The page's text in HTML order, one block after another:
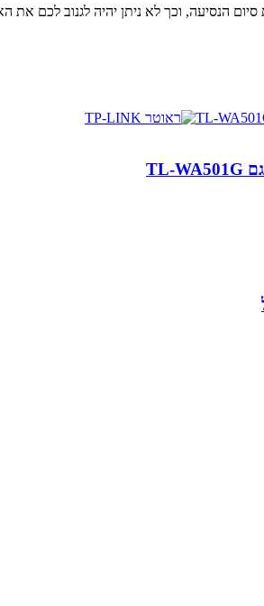
הנסיעה, וכך לא ניתן יהיה לגנוב לכם את